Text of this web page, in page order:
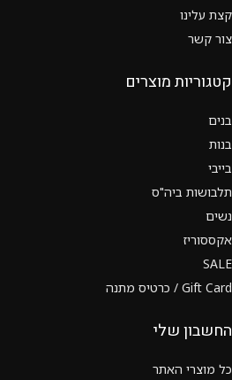
קצת עלינו
צור קשר
קטגוריות מוצרים
בנים
בנות
בייבי
תלבושות ביה"ס
נשים
אקססוריז
SALE
Gift Card / כרטיס מתנה
החשבון שלי
כל מוצרי האתר